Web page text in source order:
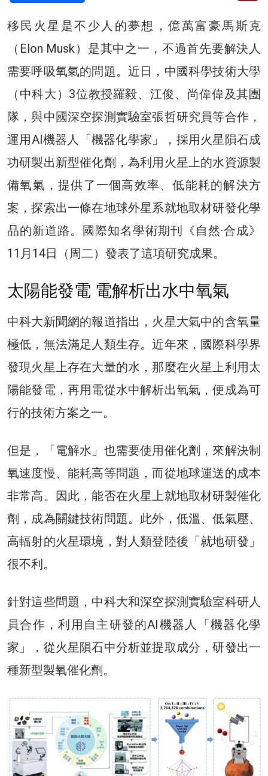
移民火星是不少人的夢想，億萬富豪馬斯克
（Elon Musk）是其中之一，不過首先要解決人
需要呼吸氧氣的問題。近日，中國科學技術大學
（中科大）3位教授羅毅、江俊、尚偉偉及其團
隊，與中國深空探測實驗室張哲研究員等合作，
運用AI機器人「機器化學家」，採用火星隕石成
功研製出新型催化劑，為利用火星上的水資源製
備氧氣，提供了一個高效率、低能耗的解決方
案，探索出一條在地球外星系就地取材研發化學
品的新道路。國際知名學術期刊《自然·合成》
11月14日（周二）發表了這項研究成果。
太陽能發電 電解析出水中氧氣
中科大新聞網的報道指出，火星大氣中的含氧量
極低，無法滿足人類生存。近年來，國際科學界
發現火星上存在大量的水，那麼在火星上利用太
陽能發電，再用電從水中解析出氧氣，便成為可
行的技術方案之一。
但是，「電解水」也需要使用催化劑，來解決制
氧速度慢、能耗高等問題，而從地球運送的成本
非常高。因此，能否在火星上就地取材研製催化
劑，成為關鍵技術問題。此外，低溫、低氣壓、
高輻射的火星環境，對人類登陸後「就地研發」
很不利。
針對這些問題，中科大和深空探測實驗室科研人
員合作，利用自主研發的AI機器人「機器化學
家」，從火星隕石中分析並提取成分，研發出一
種新型製氧催化劑。